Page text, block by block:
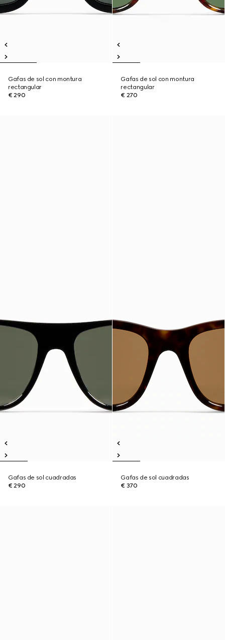
Gafas de sol con montura
rectangular
€ 290
Gafas de sol con montura
rectangular
€ 270
Gafas de sol cuadradas
€ 290
Gafas de sol cuadradas
€ 370